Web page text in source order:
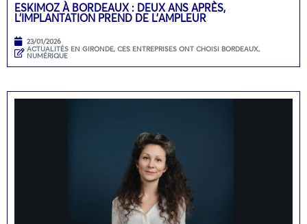
ESKIMOZ À BORDEAUX : DEUX ANS APRÈS,
L’IMPLANTATION PREND DE L’AMPLEUR
23/01/2026
ACTUALITÉS EN GIRONDE, CES ENTREPRISES ONT CHOISI BORDEAUX,
NUMÉRIQUE